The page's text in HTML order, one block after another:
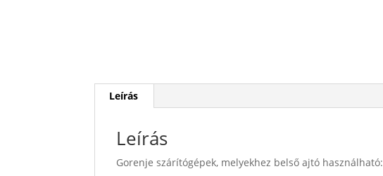
Leírás
Leírás
Gorenje szárítógépek, melyekhez belső ajtó használható: